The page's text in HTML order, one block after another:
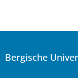
Bergische